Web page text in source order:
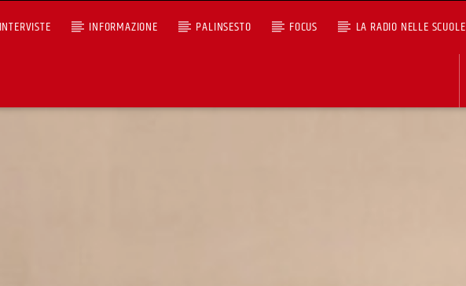
INTERVISTE INFORMAZIONE PALINSESTO FOCUS LA RADIO NELLE SCUOLE